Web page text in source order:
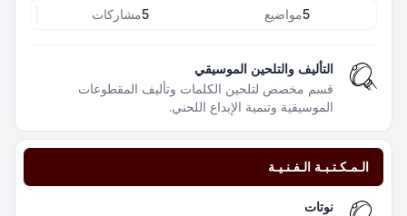
5مواضيع 5مشاركات
التأليف والتلحين الموسيقي
قسم مخصص لتلحين الكلمات وتأليف المقطوعات
الموسيقية وتنمية الإبداع اللحني.
الـمـكـتـبـة الـفـنـيـة
نوتات